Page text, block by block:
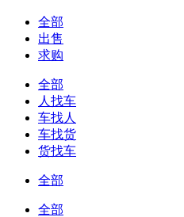
全部
出售
求购
全部
人找车
车找人
车找货
货找车
全部
全部